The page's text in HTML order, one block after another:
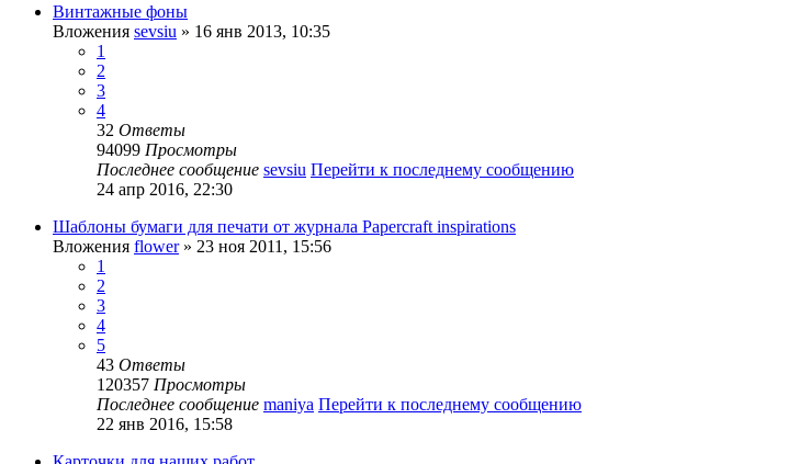
Винтажные фоны
Вложения sevsiu » 16 янв 2013, 10:35
1
2
3
4
32 Ответы
94099 Просмотры
Последнее сообщение sevsiu Перейти к последнему сообщению
24 апр 2016, 22:30
Шаблоны бумаги для печати от журнала Papercraft inspirations
Вложения flower» 23 ноя 2011, 15:56
1
2
3
4
5
43 Ответы
120357 Просмотры
Последнее сообщение maniya Перейти к последнему сообщению
22 янв 2016, 15:58